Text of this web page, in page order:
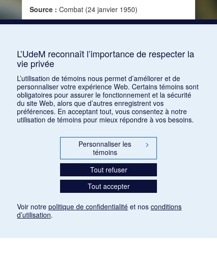
Source : Combat (24 janvier 1950)
1 2 3 4 5 … 1168
L’UdeM reconnaît l’importance de respecter la
vie privée
L’utilisation de témoins nous permet d’améliorer et de
personnaliser votre expérience Web. Certains témoins sont
obligatoires pour assurer le fonctionnement et la sécurité
du site Web, alors que d’autres enregistrent vos
préférences. En acceptant tout, vous consentez à notre
utilisation de témoins pour mieux répondre à vos besoins.
Personnaliser les
témoins
>
Tout refuser
Tout accepter
Voir notre politique de confidentialité et nos conditions
d’utilisation.